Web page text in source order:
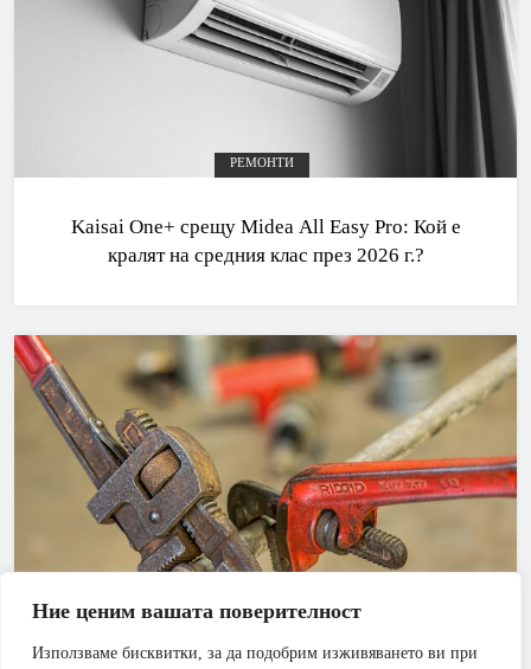
Ние ценим вашата поверителност
Използваме бисквитки, за да подобрим изживяването ви при
РЕМОНТИ
Kaisai One+ срещу Midea All Easy Pro: Кой е
кралят на средния клас през 2026 г.?
АПАРТАМЕНТ БАНЯ